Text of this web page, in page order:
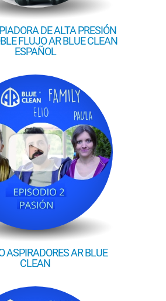
DE ALTA PRESIÓN
FLUJO AR BLUE CLEAN
ESPAÑOL
ASPIRADORES AR BLUE
CLEAN